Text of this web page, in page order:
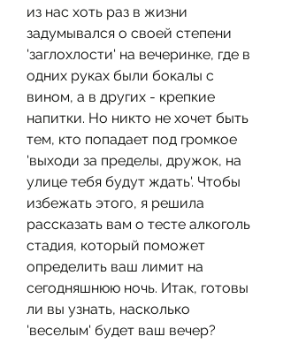
из нас хоть раз в жизни
задумывался о своей степени
'заглохлости' на вечеринке, где в
одних руках были бокалы с
вином, а в других - крепкие
напитки. Но никто не хочет быть
тем, кто попадает под громкое
'выходи за пределы, дружок, на
улице тебя будут ждать'. Чтобы
избежать этого, я решила
рассказать вам о тесте алкоголь
стадия, который поможет
определить ваш лимит на
сегодняшнюю ночь. Итак, готовы
ли вы узнать, насколько
'веселым' будет ваш вечер?